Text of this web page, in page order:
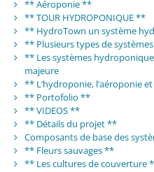
** Aéroponie **
** TOUR HYDROPONIQUE **
** HydroTown un système
** Plusieurs types de
** Les systèmes
majeure
** L’hydroponie, l’aéroponie
** Portofolio **
** VIDEOS **
** Détails du projet **
Composants de base des
** Fleurs sauvages **
** Les cultures de couverture